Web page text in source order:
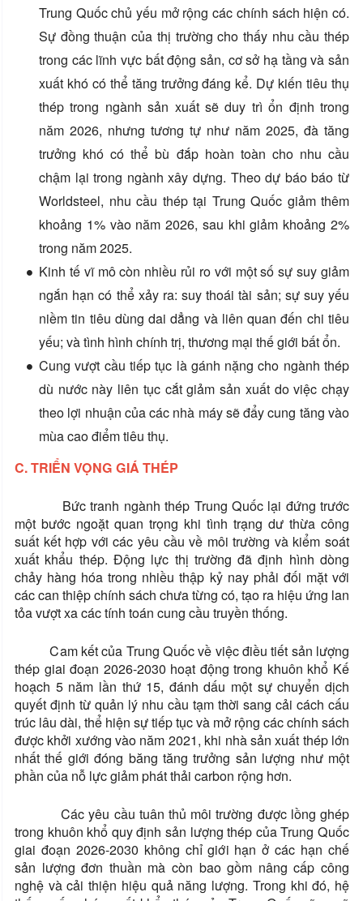
Trung Quốc chủ yếu mở rộng các chính sách hiện có.
Sự đồng thuận của thị trường cho thấy nhu cầu thép
trong các lĩnh vực bất động sản, cơ sở hạ tầng và sản
xuất khó có thể tăng trưởng đáng kể. Dự kiến ​​tiêu thụ
thép trong ngành sản xuất sẽ duy trì ổn định trong
năm 2026, nhưng tương tự như năm 2025, đà tăng
trưởng khó có thể bù đắp hoàn toàn cho nhu cầu
chậm lại trong ngành xây dựng. Theo dự báo báo từ
Worldsteel, nhu cầu thép tại Trung Quốc giảm thêm
khoảng 1% vào năm 2026, sau khi giảm khoảng 2%
trong năm 2025.
Kinh tế vĩ mô còn nhiều rủi ro với một số sự suy giảm
ngắn hạn có thể xảy ra: suy thoái tài sản; sự suy yếu
niềm tin tiêu dùng dai dẳng và liên quan đến chi tiêu
yếu; và tình hình chính trị, thương mại thế giới bất ổn.
Cung vượt cầu tiếp tục là gánh nặng cho ngành thép
dù nước này liên tục cắt giảm sản xuất do việc chạy
theo lợi nhuận của các nhà máy sẽ đẩy cung tăng vào
mùa cao điểm tiêu thụ.
C. TRIỂN VỌNG GIÁ THÉP
Bức tranh ngành thép Trung Quốc lại đứng trước
một bước ngoặt quan trọng khi tình trạng dư thừa công
suất kết hợp với các yêu cầu về môi trường và kiểm soát
xuất khẩu thép. Động lực thị trường đã định hình dòng
chảy hàng hóa trong nhiều thập kỷ nay phải đối mặt với
các can thiệp chính sách chưa từng có, tạo ra hiệu ứng lan
tỏa vượt xa các tính toán cung cầu truyền thống.
Cam kết của Trung Quốc về việc điều tiết sản lượng
thép giai đoạn 2026-2030 hoạt động trong khuôn khổ Kế
hoạch 5 năm lần thứ 15, đánh dấu một sự chuyển dịch
quyết định từ quản lý nhu cầu tạm thời sang cải cách cấu
trúc lâu dài, thể hiện sự tiếp tục và mở rộng các chính sách
được khởi xướng vào năm 2021, khi nhà sản xuất thép lớn
nhất thế giới đóng băng tăng trưởng sản lượng như một
phần của nỗ lực giảm phát thải carbon rộng hơn.
Các yêu cầu tuân thủ môi trường được lồng ghép
trong khuôn khổ quy định sản lượng thép của Trung Quốc
giai đoạn 2026-2030 không chỉ giới hạn ở các hạn chế
sản lượng đơn thuần mà còn bao gồm nâng cấp công
nghệ và cải thiện hiệu quả năng lượng. Trong khi đó, hệ